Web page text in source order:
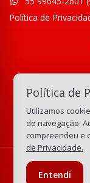
55 99645-2601
Política de
© Copyright 2008-
Política de
Utilizamos
de navegação.
compreendeu e
de Privacidade.
Entendi